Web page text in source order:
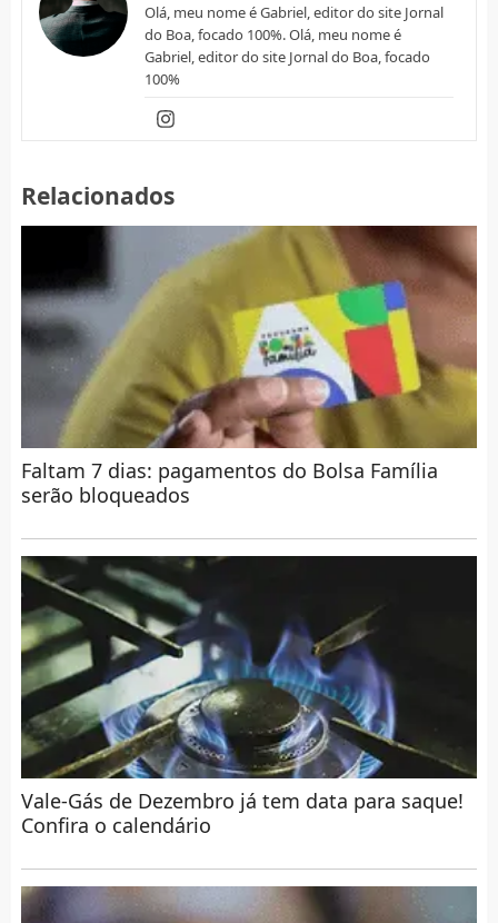
Olá, meu nome é Gabriel, editor do site Jornal
do Boa, focado 100%. Olá, meu nome é
Gabriel, editor do site Jornal do Boa, focado
100%
Relacionados
Faltam 7 dias: pagamentos do Bolsa Família
serão bloqueados
Vale-Gás de Dezembro já tem data para saque!
Confira o calendário